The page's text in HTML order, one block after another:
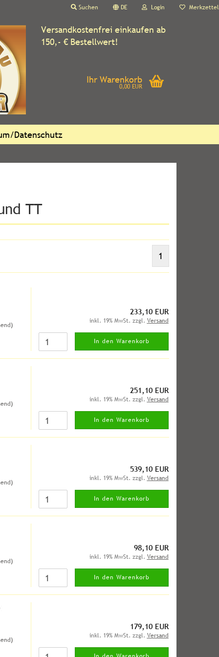
Suchen DE Login Merkzettel
Versandkostenfrei einkaufen ab
150,- € Bestellwert!
Ihr Warenkorb
0,00 EUR
Datenschutz
TT
1
233,10 EUR
inkl. 19% MwSt. zzgl. Versand
In den Warenkorb
251,10 EUR
inkl. 19% MwSt. zzgl. Versand
In den Warenkorb
539,10 EUR
inkl. 19% MwSt. zzgl. Versand
In den Warenkorb
98,10 EUR
inkl. 19% MwSt. zzgl. Versand
In den Warenkorb
179,10 EUR
inkl. 19% MwSt. zzgl. Versand